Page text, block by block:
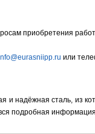
приобретения
или
и надёжная сталь, из
подробная